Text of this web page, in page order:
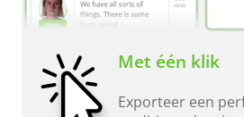
Met één klik
Exporteer een